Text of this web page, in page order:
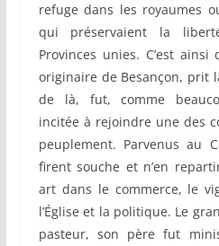
refuge dans les royaumes
qui préservaient la
Provinces unies. C’est
originaire de Besançon, prit
de là, fut, comme
incitée à rejoindre une des
peuplement. Parvenus au
firent souche et n’en
art dans le commerce, le
l’Église et la politique. Le
pasteur, son père fut